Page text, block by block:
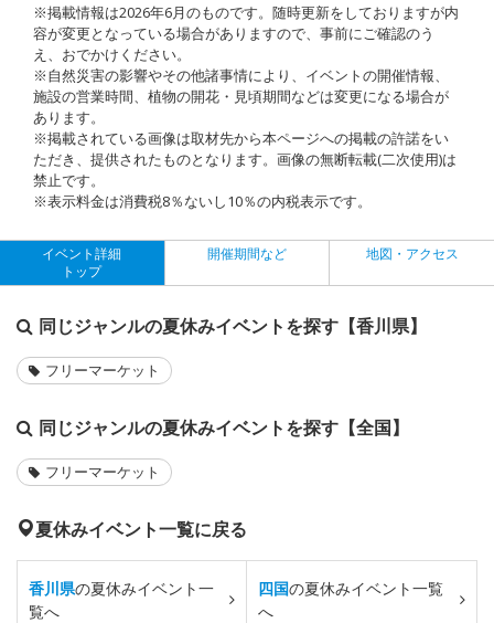
※掲載情報は2026年6月のものです。随時更新をしておりますが内
容が変更となっている場合がありますので、事前にご確認のう
え、おでかけください。
※自然災害の影響やその他諸事情により、イベントの開催情報、
施設の営業時間、植物の開花・見頃期間などは変更になる場合が
あります。
※掲載されている画像は取材先から本ページへの掲載の許諾をい
ただき、提供されたものとなります。画像の無断転載(二次使用)は
禁止です。
※表示料金は消費税8％ないし10％の内税表示です。
イベント詳細
トップ
開催期間など 地図・アクセス
同じジャンルの夏休みイベントを探す【香川県】
フリーマーケット
同じジャンルの夏休みイベントを探す【全国】
フリーマーケット
夏休みイベント一覧に戻る
香川県の夏休みイベント一
覧へ
四国の夏休みイベント一覧
へ